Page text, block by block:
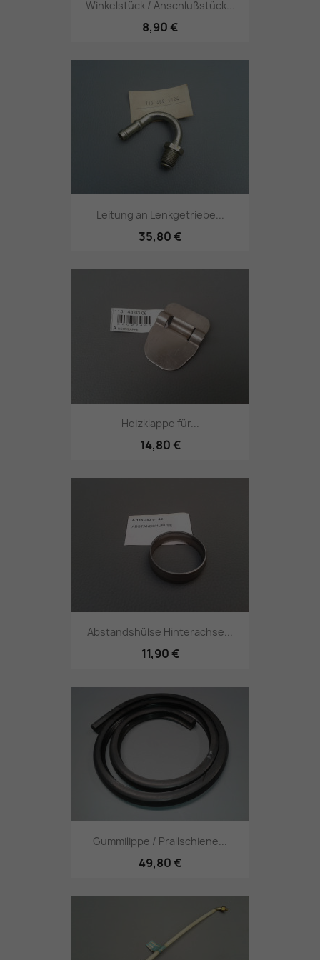
Winkelstück / Anschlußstück...
8,90 €
Leitung an Lenkgetriebe...
35,80 €
Heizklappe für...
14,80 €
Abstandshülse Hinterachse...
11,90 €
Gummilippe / Prallschiene...
49,80 €